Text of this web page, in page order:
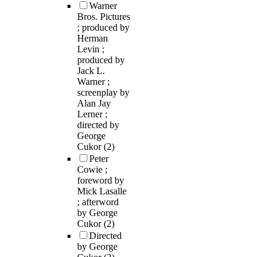
Warner
Bros. Pictures
; produced by
Herman
Levin ;
produced by
Jack L.
Warner ;
screenplay by
Alan Jay
Lerner ;
directed by
George
Cukor(2)
Peter
Cowie ;
foreword by
Mick Lasalle
; afterword
by George
Cukor(2)
Directed
by George